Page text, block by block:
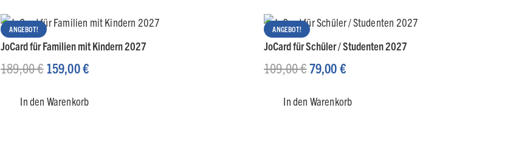
ANGEBOT!
JoCard für Familien mit Kindern 2027
189,00€ Ursprünglicher
war:
159,00€Aktueller
ist:
In den Warenkorb
ANGEBOT!
JoCard für Schüler / Studenten 2027
109,00€Ursprünglicher
war:
79,00€Aktueller
ist:
In den Warenkorb